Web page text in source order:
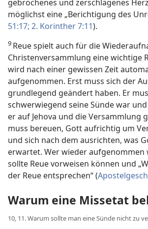
gebrochenes und zerschlagenes
möglichst eine „Berichtigung des
51:17; 2. Korinther 7:11).
9 Reue spielt auch für die
Christenversammlung eine wichtige
wird nach einer gewissen Zeit
aufgenommen. Erst muss sich der
grundlegend geändert haben. Er
schwerwiegend seine Sünde war
er auf Jehova und die Versammlung
muss bereuen, Gott aufrichtig um
und sich nach dem ausrichten, was
erwartet. Wer wieder aufgenommen
sollte Reue vorweisen können und
der Reue entsprechen“ (
Warum eine Missetat
10, 11. Warum sollte man eine Sünde nicht zu